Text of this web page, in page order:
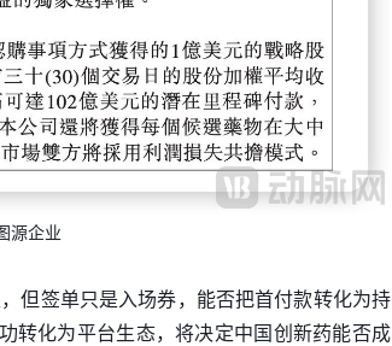
源企业
但签单只是入场券，能否把首付款转化为持
转化为平台生态，将决定中国创新药能否成